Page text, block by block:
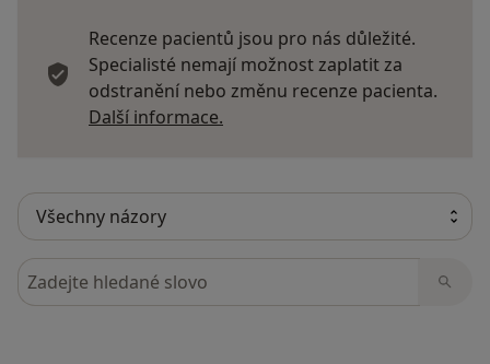
Recenze pacientů jsou pro nás důležité.
Specialisté nemají možnost zaplatit za
odstranění nebo změnu recenze pacienta.
Další informace.
Hledejte v názorech